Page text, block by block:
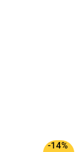
-14%